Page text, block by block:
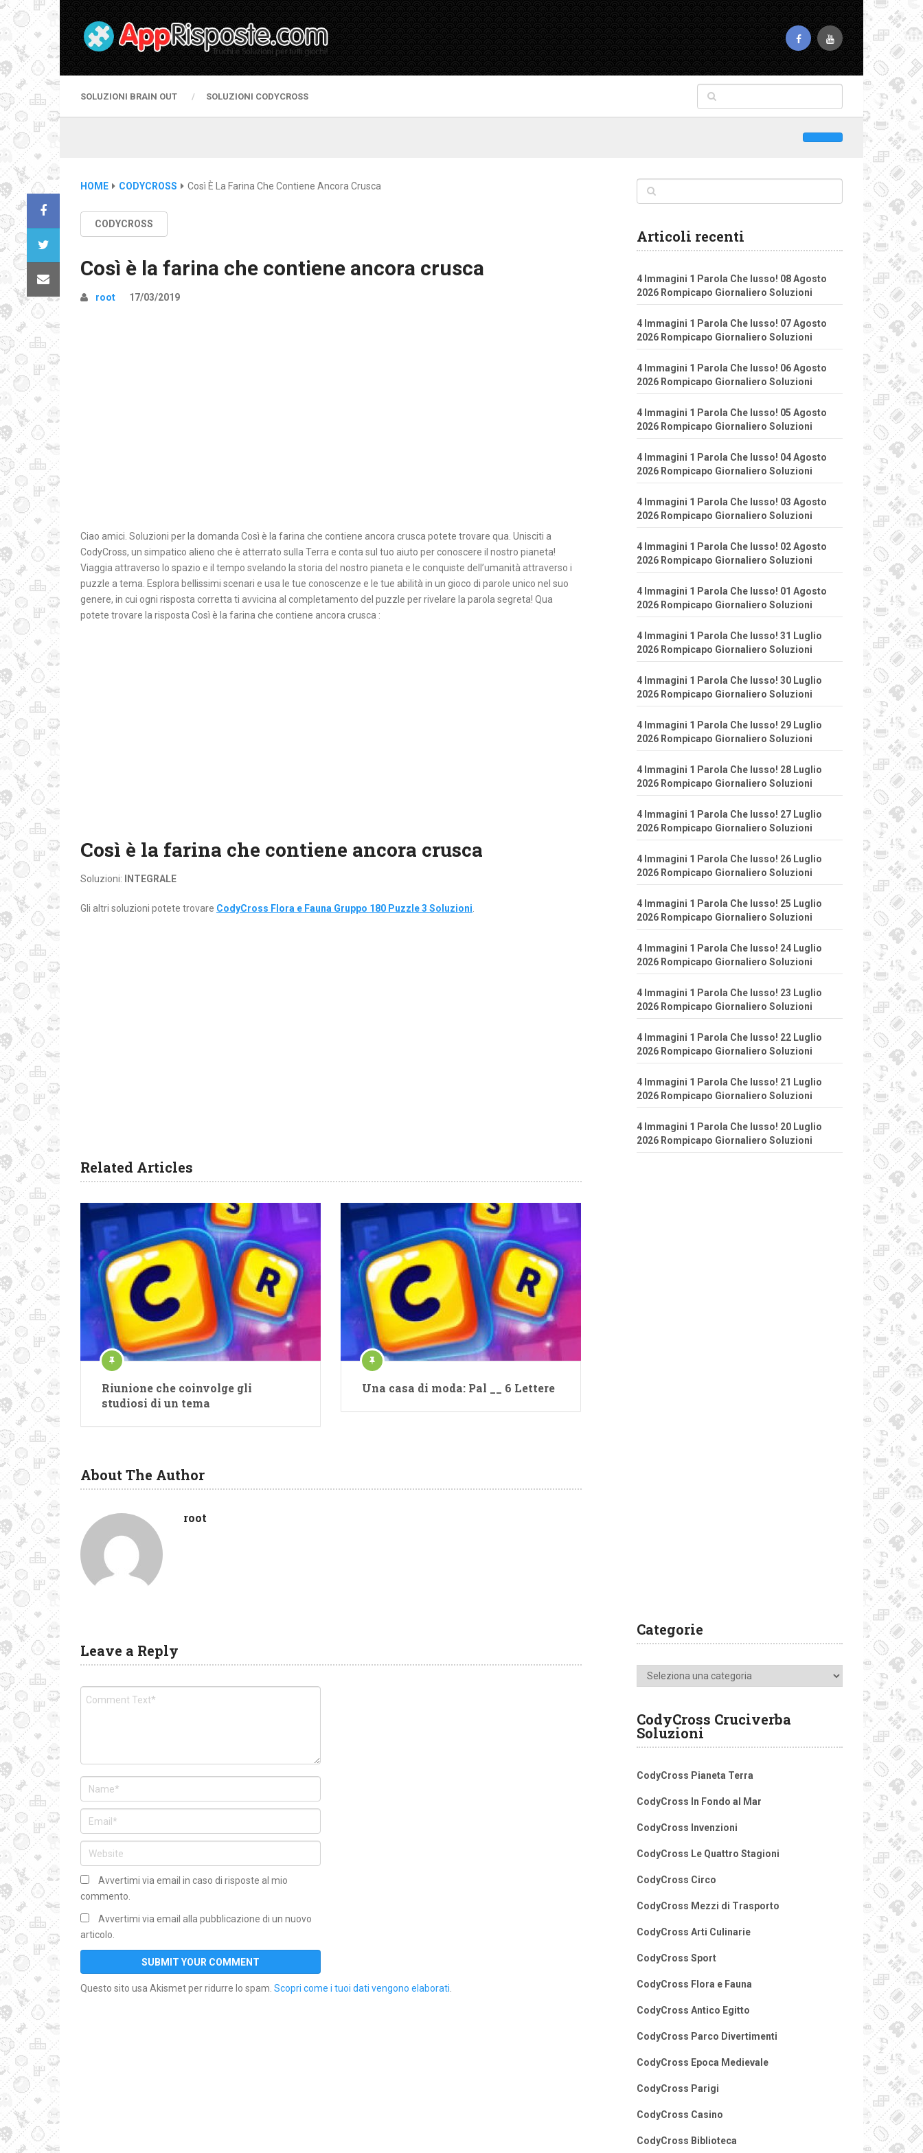
SOLUZIONI BRAIN OUT SOLUZIONI CODYCROSS
HOME CODYCROSS Così È La Farina Che Contiene Ancora Crusca
CODYCROSS
Così è la farina che contiene ancora crusca
root 17/03/2019
Ciao amici. Soluzioni per la domanda Così è la farina che contiene ancora crusca potete trovare qua. Unisciti a
CodyCross, un simpatico alieno che è atterrato sulla Terra e conta sul tuo aiuto per conoscere il nostro pianeta!
Viaggia attraverso lo spazio e il tempo svelando la storia del nostro pianeta e le conquiste dell’umanità attraverso i
puzzle a tema. Esplora bellissimi scenari e usa le tue conoscenze e le tue abilità in un gioco di parole unico nel suo
genere, in cui ogni risposta corretta ti avvicina al completamento del puzzle per rivelare la parola segreta! Qua
potete trovare la risposta Così è la farina che contiene ancora crusca :
Così è la farina che contiene ancora crusca
Soluzioni: INTEGRALE
Gli altri soluzioni potete trovare CodyCross Flora e Fauna Gruppo 180 Puzzle 3 Soluzioni
Related Articles
Riunione che coinvolge gli
studiosi di un tema
Una casa di moda: Pal __ 6 Lettere
About The Author
root
Leave a Reply
Avvertimi via email in caso di risposte al mio
commento.
Avvertimi via email alla pubblicazione di un nuovo
articolo.
Questo sito usa Akismet per ridurre lo spam. Scopri come i tuoi dati vengono elaborati
Articoli recenti
4 Immagini 1 Parola Che lusso! 08 Agosto
2026 Rompicapo Giornaliero Soluzioni
4 Immagini 1 Parola Che lusso! 07 Agosto
2026 Rompicapo Giornaliero Soluzioni
4 Immagini 1 Parola Che lusso! 06 Agosto
2026 Rompicapo Giornaliero Soluzioni
4 Immagini 1 Parola Che lusso! 05 Agosto
2026 Rompicapo Giornaliero Soluzioni
4 Immagini 1 Parola Che lusso! 04 Agosto
2026 Rompicapo Giornaliero Soluzioni
4 Immagini 1 Parola Che lusso! 03 Agosto
2026 Rompicapo Giornaliero Soluzioni
4 Immagini 1 Parola Che lusso! 02 Agosto
2026 Rompicapo Giornaliero Soluzioni
4 Immagini 1 Parola Che lusso! 01 Agosto
2026 Rompicapo Giornaliero Soluzioni
4 Immagini 1 Parola Che lusso! 31 Luglio
2026 Rompicapo Giornaliero Soluzioni
4 Immagini 1 Parola Che lusso! 30 Luglio
2026 Rompicapo Giornaliero Soluzioni
4 Immagini 1 Parola Che lusso! 29 Luglio
2026 Rompicapo Giornaliero Soluzioni
4 Immagini 1 Parola Che lusso! 28 Luglio
2026 Rompicapo Giornaliero Soluzioni
4 Immagini 1 Parola Che lusso! 27 Luglio
2026 Rompicapo Giornaliero Soluzioni
4 Immagini 1 Parola Che lusso! 26 Luglio
2026 Rompicapo Giornaliero Soluzioni
4 Immagini 1 Parola Che lusso! 25 Luglio
2026 Rompicapo Giornaliero Soluzioni
4 Immagini 1 Parola Che lusso! 24 Luglio
2026 Rompicapo Giornaliero Soluzioni
4 Immagini 1 Parola Che lusso! 23 Luglio
2026 Rompicapo Giornaliero Soluzioni
4 Immagini 1 Parola Che lusso! 22 Luglio
2026 Rompicapo Giornaliero Soluzioni
4 Immagini 1 Parola Che lusso! 21 Luglio
2026 Rompicapo Giornaliero Soluzioni
4 Immagini 1 Parola Che lusso! 20 Luglio
2026 Rompicapo Giornaliero Soluzioni
Categorie
Categorie
CodyCross Cruciverba
Soluzioni
CodyCross Pianeta Terra
CodyCross In Fondo al Mar
CodyCross Invenzioni
CodyCross Le Quattro Stagioni
CodyCross Circo
CodyCross Mezzi di Trasporto
CodyCross Arti Culinarie
CodyCross Sport
CodyCross Flora e Fauna
CodyCross Antico Egitto
CodyCross Parco Divertimenti
CodyCross Epoca Medievale
CodyCross Parigi
CodyCross Casino
CodyCross Biblioteca